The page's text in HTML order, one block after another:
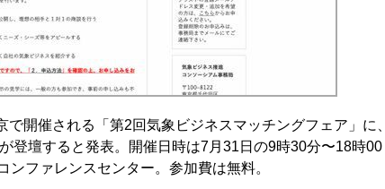
開催される「第2回気象ビジネスマッチングフェア」に、
登壇すると発表。開催日時は7⽉31日の9時30分〜18時00
ファレンスセンター。参加費は無料。